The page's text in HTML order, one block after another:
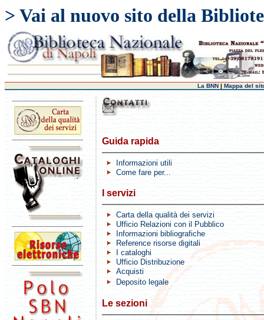
> Vai al nuovo sito della
La BNN | Mappa del
Guida rapida
Informazioni utili
Come fare per...
I servizi
Carta della qualità dei servizi
Ufficio Relazioni con il Pubblico
Informazioni bibliografiche
Reference risorse digitali
I cataloghi
Ufficio Distribuzione
Acquisti
Deposito legale
Le sezioni